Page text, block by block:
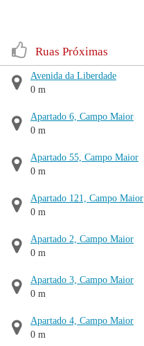
Ruas Próximas
Avenida da Liberdade
0 m
Apartado 6, Campo Maior
0 m
Apartado 55, Campo Maior
0 m
Apartado 121, Campo Maior
0 m
Apartado 2, Campo Maior
0 m
Apartado 3, Campo Maior
0 m
Apartado 4, Campo Maior
0 m